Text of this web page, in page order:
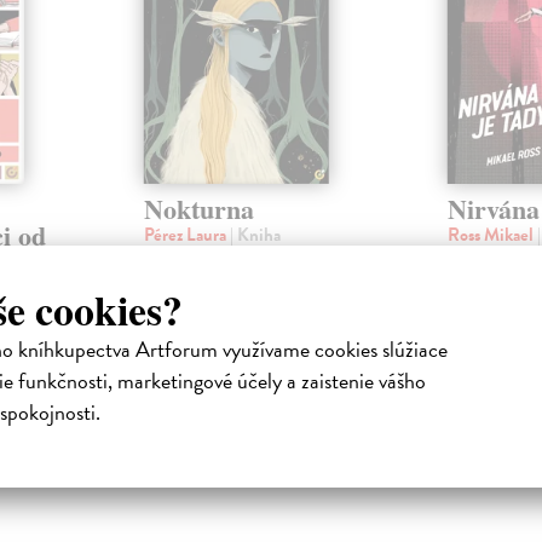
cookies?
kníhkupectva Artforum využívame cookies slúžiace
funkčnosti, marketingové účely a zaistenie vášho
od
román
v
na
Nokturna
Pérez Laura| Kniha
zkoumá melancholii a magii, jež
přich...
Zasielame do 12 dní
Ross Mikael
komiks
Zasielame